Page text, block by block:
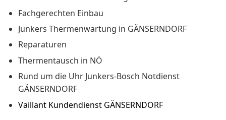
Fachgerechten Einbau
Junkers Thermenwartung in GÄNSERNDORF
Reparaturen
Thermentausch in NÖ
Rund um die Uhr Junkers-Bosch Notdienst
GÄNSERNDORF
Vaillant Kundendienst GÄNSERNDORF